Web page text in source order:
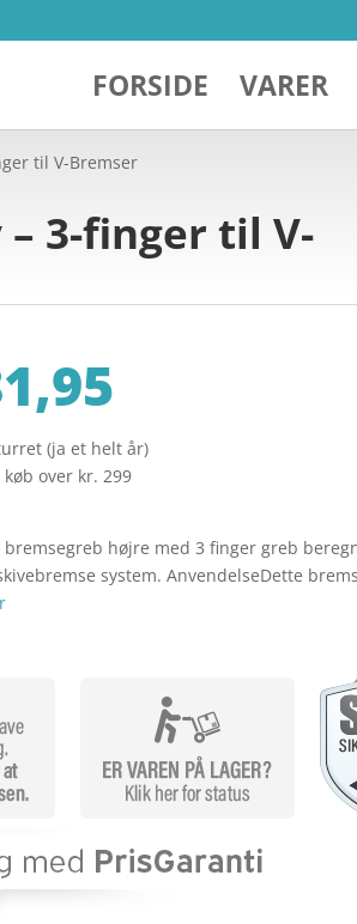
FORSIDE VARER
til V-Bremser
3-finger til V-
(ja et helt år)
over kr. 299
bremsegreb højre med 3 finger greb
system. AnvendelseDette